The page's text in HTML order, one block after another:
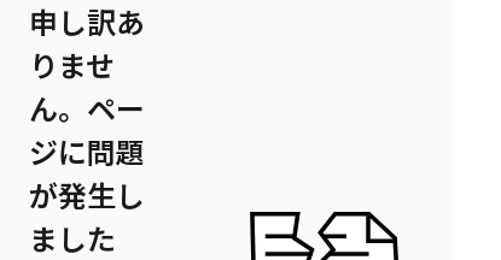
申し訳あ
りませ
ん。ペー
ジに問題
が発生し
ました